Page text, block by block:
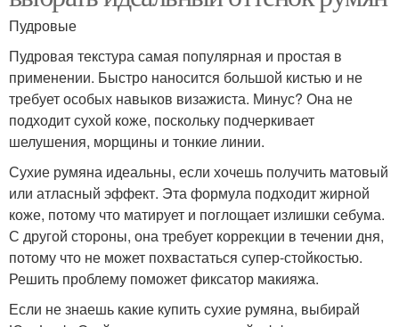
Пудровые
Пудровая текстура самая популярная и простая в
применении. Быстро наносится большой кистью и не
требует особых навыков визажиста. Минус? Она не
подходит сухой коже, поскольку подчеркивает
шелушения, морщины и тонкие линии.
Сухие румяна идеальны, если хочешь получить матовый
или атласный эффект. Эта формула подходит жирной
коже, потому что матирует и поглощает излишки себума.
С другой стороны, она требует коррекции в течении дня,
потому что не может похвастаться супер-стойкостью.
Решить проблему поможет фиксатор макияжа.
Если не знаешь какие купить сухие румяна, выбирай